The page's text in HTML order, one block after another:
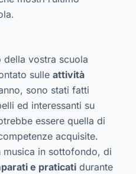
vostra scuola
sulle attività
sono stati fatti
ed interessanti su
essere quella di
acquisite.
musica in sottofondo, di
e praticati durante